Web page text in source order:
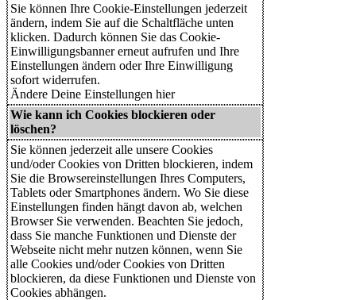
Sie können Ihre Cookie-Einstellungen jederzeit
ändern, indem Sie auf die Schaltfläche unten
klicken. Dadurch können Sie das Cookie-
Einwilligungsbanner erneut aufrufen und Ihre
Einstellungen ändern oder Ihre Einwilligung
sofort widerrufen.
Ändere Deine Einstellungen hier
Wie kann ich Cookies blockieren oder
löschen?
Sie können jederzeit alle unsere Cookies
und/oder Cookies von Dritten blockieren, indem
Sie die Browsereinstellungen Ihres Computers,
Tablets oder Smartphones ändern. Wo Sie diese
Einstellungen finden hängt davon ab, welchen
Browser Sie verwenden. Beachten Sie jedoch,
dass Sie manche Funktionen und Dienste der
Webseite nicht mehr nutzen können, wenn Sie
alle Cookies und/oder Cookies von Dritten
blockieren, da diese Funktionen und Dienste von
Cookies abhängen.